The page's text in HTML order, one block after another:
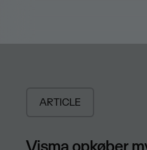
ARTICLE
Visma opkøber